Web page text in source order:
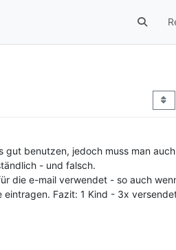
gut benutzen, jedoch muss man
- und falsch.
die e-mail verwendet - so auch
Fazit: 1 Kind - 3x